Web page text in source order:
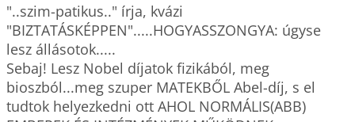
"..szim-patikus.." írja, kvázi
"BIZTATÁSKÉPPEN".....HOGYASSZONGYA: úgyse
lesz állásotok.....
Sebaj! Lesz Nobel díjatok fizikából, meg
bioszból...meg szuper MATEKBŐL Abel-díj, s el
tudtok helyezkedni ott AHOL NORMÁLIS(ABB)